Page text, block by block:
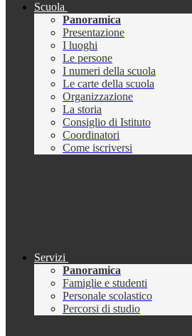
Scuola
Panoramica
Presentazione
I luoghi
Le persone
I numeri della scuola
Le carte della scuola
Organizzazione
La storia
Consiglio di Istituto
Coordinatori
Come iscriversi
Servizi
Panoramica
Famiglie e studenti
Personale scolastico
Percorsi di studio